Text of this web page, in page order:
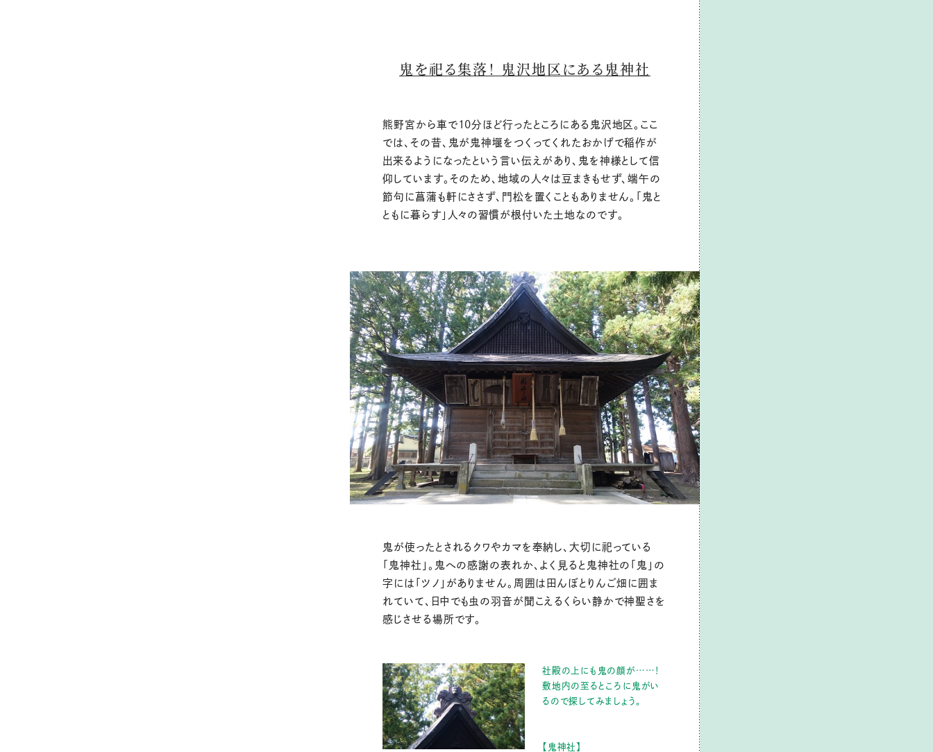
鬼を祀る集落！ 鬼沢地区にある鬼神社
熊野宮から車で10分ほど行ったところにある鬼沢地区。ここ
では、その昔、鬼が鬼神堰をつくってくれたおかげで稲作が
出来るようになったという言い伝えがあり、鬼を神様として信
仰しています。そのため、地域の人々は豆まきもせず、端午の
節句に菖蒲も軒にささず、門松を置くこともありません。「鬼と
ともに暮らす」人々の習慣が根付いた土地なのです。
鬼が使ったとされるクワやカマを奉納し、大切に祀っている
「鬼神社」。鬼への感謝の表れか、よく見ると鬼神社の「鬼」の
字には「ツノ」がありません。周囲は田んぼとりんご畑に囲ま
れていて、日中でも虫の羽音が聞こえるくらい静かで神聖さを
感じさせる場所です。
社殿の上にも鬼の顔が……！
敷地内の至るところに鬼がい
るので探してみましょう。
【鬼神社】